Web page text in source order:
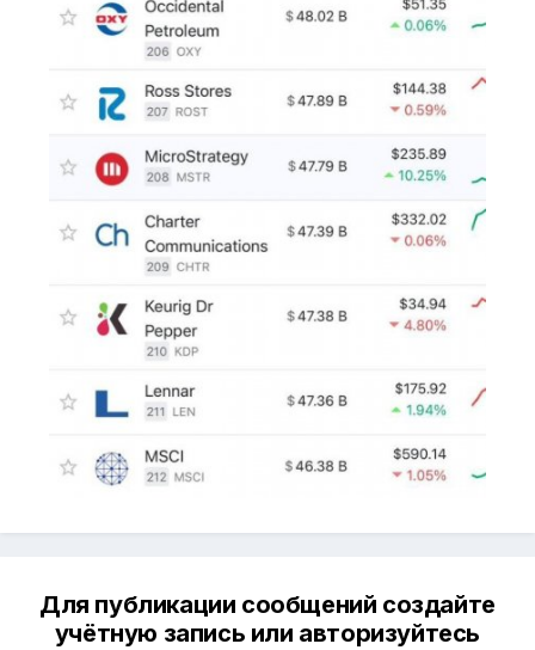
Для публикации сообщений создайте
учётную запись или авторизуйтесь